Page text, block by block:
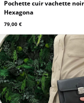
Pochette cuir vachette noir
Hexagona
79,00 €